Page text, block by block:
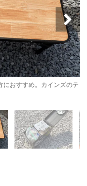
におすすめ。カインズのテ